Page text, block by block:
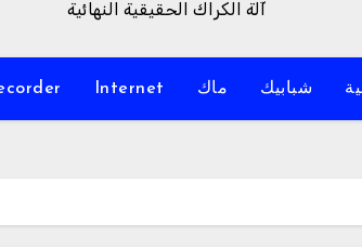
آلة الكراك الحقيقية النهائية
شبابيك ماك Internet